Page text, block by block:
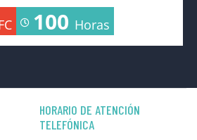
100 Horas
HORARIO DE ATENCIÓN
TELEFÓNICA